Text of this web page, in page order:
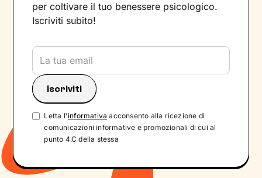
per coltivare il tuo benessere psicologico.
Iscriviti subito!
Letta l'informativa acconsento alla ricezione di
comunicazioni informative e promozionali di cui al
punto 4.C della stessa